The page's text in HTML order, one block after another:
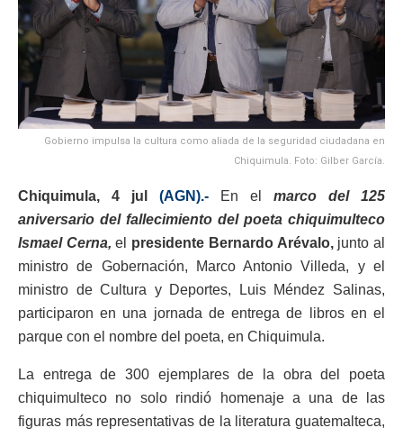
Gobierno impulsa la cultura como aliada de la seguridad ciudadana en
Chiquimula. Foto: Gilber García.
Chiquimula, 4 jul (AGN).- En el marco del 125
aniversario del fallecimiento del poeta chiquimulteco
Ismael Cerna, el presidente Bernardo Arévalo,junto al
ministro de Gobernación, Marco Antonio Villeda, y el
ministro de Cultura y Deportes, Luis Méndez Salinas,
participaron en una jornada de entrega de libros en el
parque con el nombre del poeta, en Chiquimula.
La entrega de 300 ejemplares de la obra del poeta
chiquimulteco no solo rindió homenaje a una de las
figuras más representativas de la literatura guatemalteca,